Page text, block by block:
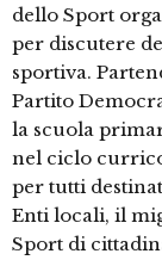
dello Sport
per discutere
sportiva.
Partito
la scuola
nel ciclo
per tutti
Enti locali, il
Sport di